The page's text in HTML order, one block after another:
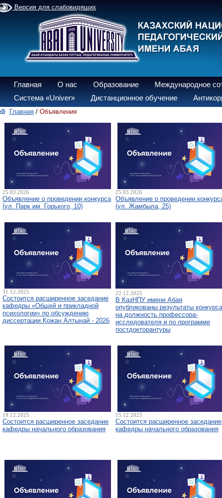
Версия для слабовидящих
Главная О нас Образование
Международное
Система «Univer»
Дистанционное обучение
Главная / Объявления
25.03.2026
Объявление о проведении конкурса
(ул. Парк им. Горького, 10)
25.03.2026
Объявление о проведении
(ул. Жамбыла, 25)
31.12.2025
Состоится расширенное заседание
кафедры «Общей и прикладной
психологии» по обсуждению
диссертации Қожан Алтынай - 2026
22.12.2025
В КазНПУ имени Абая
опубликованы результаты конкурса
на должность профессора-
исследователя и по программе
постдокторантуры
19.12.2025
Состоится расширенное заседание
кафедры начального образования
15.12.2025
Состоится расширенное заседание
кафедры начального образования